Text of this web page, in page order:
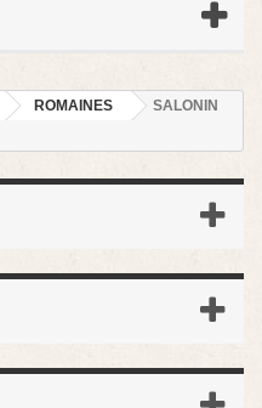
ROMAINES
SALONIN